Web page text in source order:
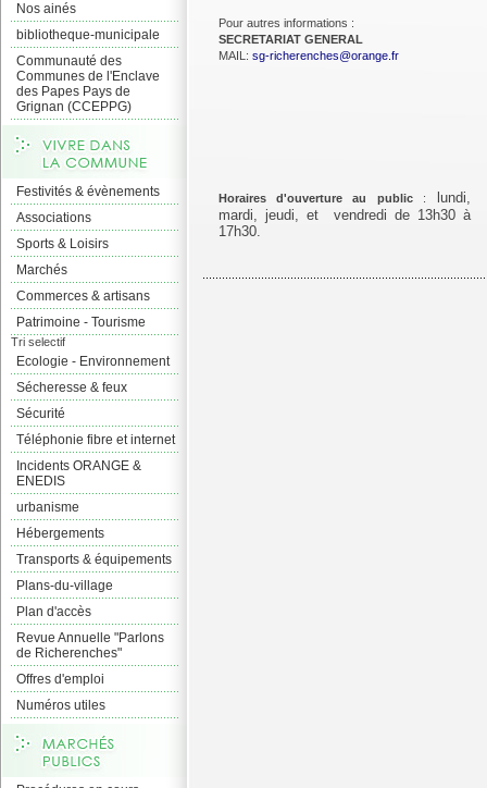
Nos ainés
bibliotheque-municipale
Communauté des
Communes de l'Enclave
des Papes Pays de
Grignan (CCEPPG)
Festivités & évènements
Associations
Sports & Loisirs
Marchés
Commerces & artisans
Patrimoine - Tourisme
Tri selectif
Ecologie - Environnement
Sécheresse & feux
Sécurité
Téléphonie fibre et internet
Incidents ORANGE &
ENEDIS
urbanisme
Hébergements
Transports & équipements
Plans-du-village
Plan d'accès
Revue Annuelle "Parlons
de Richerenches"
Offres d'emploi
Numéros utiles
Pour autres informations :
SECRETARIAT GENERAL
MAIL: sg-richerenches@orange.fr
Horaires d'ouverture au public :
lundi,
mardi, jeudi, et vendredi de 13h30 à
17h30.